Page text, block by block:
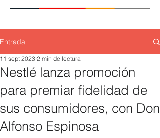
Entrada
Nestlé lanza promoción
para premiar fidelidad de
sus consumidores, con Don
Alfonso Espinosa
11 sept 2023 2 min de lectura